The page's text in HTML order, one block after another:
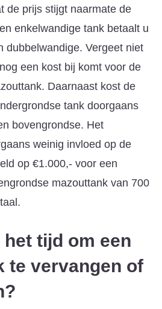
de prijs stijgt naarmate de
enkelwandige tank betaalt u
dubbelwandige. Vergeet niet
een kost bij komt voor de
Daarnaast kost de
tank doorgaans
bovengrondse. Het
weinig invloed op de
op €1.000,- voor een
mazouttank van 700
tijd om een
te vervangen of